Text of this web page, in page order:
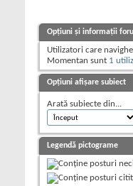
Opțiuni și informații
Utilizatori care
Momentan sunt 1
Opțiuni afișare subiect
Arată subiecte din...
Legendă pictograme